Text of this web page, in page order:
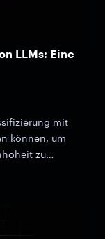
LLMs: Eine
mit
können, um
zu